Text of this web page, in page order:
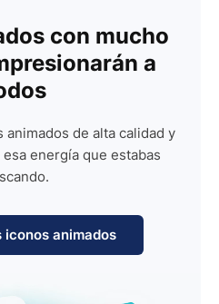
con mucho
a
de alta calidad y
energía que estabas
iconos animados